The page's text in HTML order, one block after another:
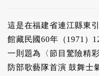
這是在福建省連江縣東
館藏民國60年（1971）
一則題為〈節目驚險精
防部歌藝隊首演 鼓舞士